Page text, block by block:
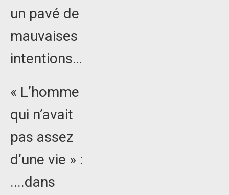
un pavé de
mauvaises
intentions…
« L’homme
qui n’avait
pas assez
d’une vie » :
....dans